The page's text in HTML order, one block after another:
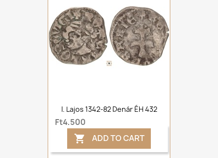
I. Lajos 1342-82 Denár ÉH 432
Ft4,500
 ADD TO CART